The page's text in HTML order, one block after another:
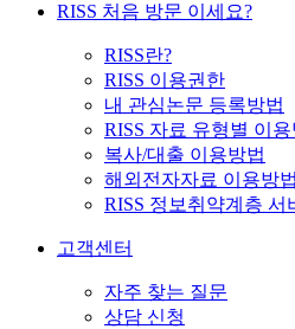
RISS 처음 방문 이세요?
RISS란?
RISS 이용권한
내 관심논문 등록방법
RISS 자료 유형별 이용
복사/대출 이용방법
해외전자자료 이용방법
RISS 정보취약계층 서
고객센터
자주 찾는 질문
상담 신청